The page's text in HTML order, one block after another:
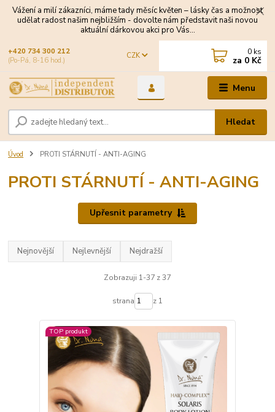
Vážení a milí zákazníci, máme tady měsíc květen – lásky čas a možnost
udělat radost našim nejbližším - dovolte nám představit naši novou
aktuální dárkovou akci pro Vás...
Menu
CZK
Hledat
+420 734 300 212
(Po-Pá, 8-16 hod.)
0 ks
za 0 Kč
Úvod PROTI STÁRNUTÍ - ANTI-AGING
PROTI STÁRNUTÍ - ANTI-AGING
Upřesnit parametry
Nejnovější Nejlevnější Nejdražší
Zobrazuji 1-37 z 37
strana z 1
TOP produkt